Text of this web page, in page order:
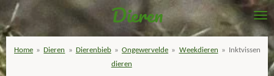
Ga
direct
de
hoofdinhoud
Dieren
Home » Dieren » Dierenbieb » Ongewervelde
dieren
» Weekdieren » Inktvissen